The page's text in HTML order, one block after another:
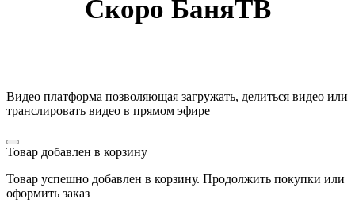
Скоро БаняТВ
Видео платформа позволяющая загружать, делиться видео или
транслировать видео в прямом эфире
Товар добавлен в корзину
Товар успешно добавлен в корзину. Продолжить покупки или
оформить заказ